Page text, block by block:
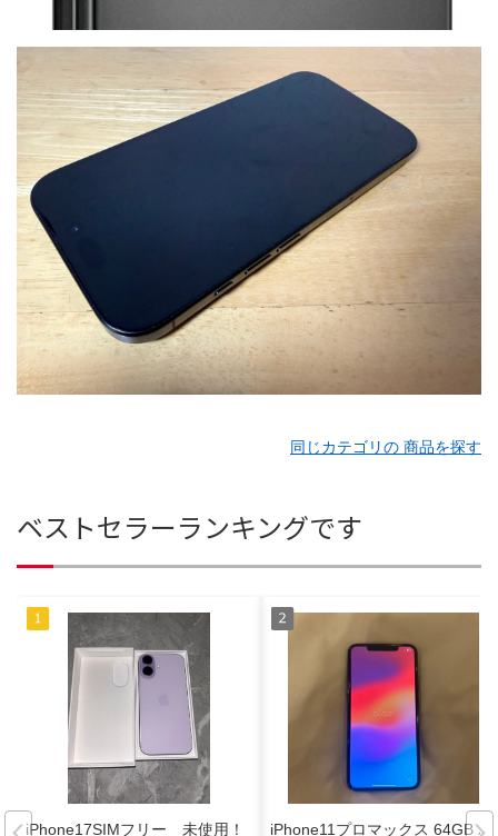
同じカテゴリの 商品を探す
ベストセラーランキングです
iPhone17SIMフリー 未使用！ iPhone11プロマックス 64GB バ